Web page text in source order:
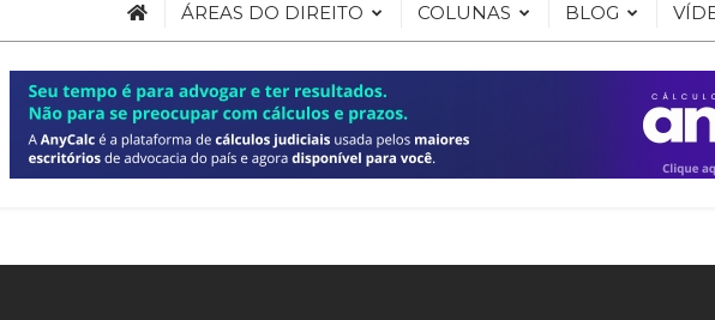
ÁREAS DO DIREITO COLUNAS BLOG